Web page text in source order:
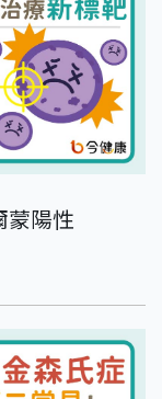
蒙陽性